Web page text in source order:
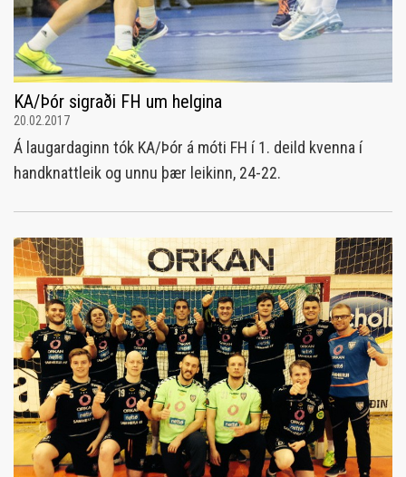
KA/Þór sigraði FH um helgina
20.02.2017
Á laugardaginn tók KA/Þór á móti FH í 1. deild kvenna í
handknattleik og unnu þær leikinn, 24-22.